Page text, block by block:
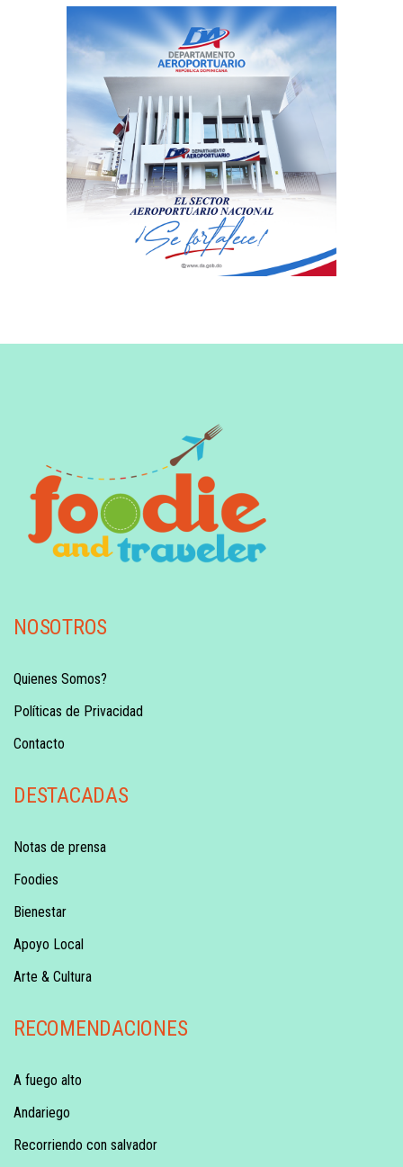
NOSOTROS
Quienes Somos?
Políticas de Privacidad
Contacto
DESTACADAS
Notas de prensa
Foodies
Bienestar
Apoyo Local
Arte & Cultura
RECOMENDACIONES
A fuego alto
Andariego
Recorriendo con salvador